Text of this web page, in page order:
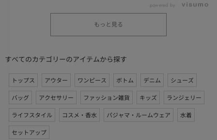
powered by
もっと見る
すべてのカテゴリーのアイテムから探す
トップス アウター ワンピース ボトム デニム
シューズ
バッグ
アクセサリー ファッション雑貨 キッズ
ランジェリー
ライフスタイル
コスメ・香水 パジャマ・ルームウェア
水着
セットアップ